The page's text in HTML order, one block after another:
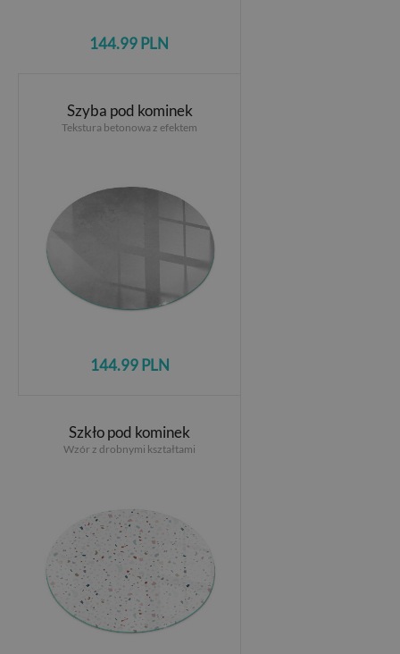
144.99 PLN
Szyba pod kominek
Tekstura betonowa z efektem
144.99 PLN
Szkło pod kominek
Wzór z drobnymi kształtami